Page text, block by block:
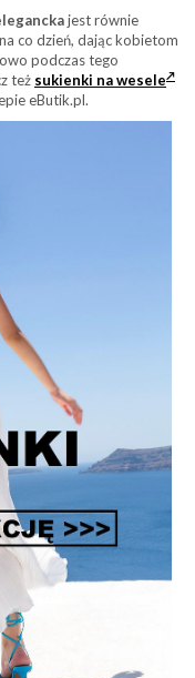
jest równie
co dzień, dając kobietom
podczas tego
też sukienki na wesele
eButik.pl.